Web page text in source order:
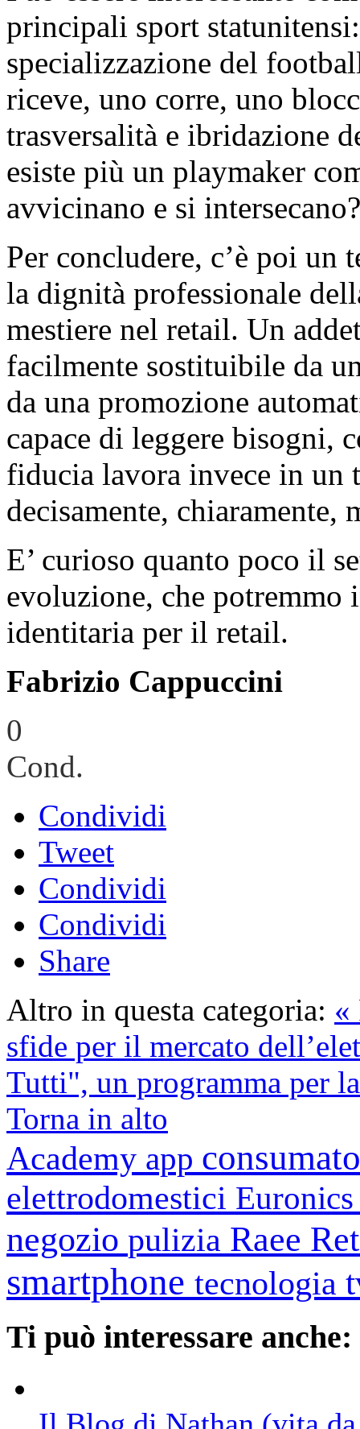
principali sport
specializzazione del
riceve, uno corre, uno
trasversalità e ibridazione
esiste più un playmaker
avvicinano e si intersecano?
Per concludere, c’è poi un
la dignità professionale
mestiere nel retail. Un
facilmente sostituibile da
da una promozione
capace di leggere bisogni,
fiducia lavora invece in
decisamente,
E’ curioso quanto poco il
evoluzione, che potremmo
identitaria per il retail.
Fabrizio Cappuccini
0
Cond.
Condividi
Tweet
Condividi
Condividi
Share
Altro in questa categoria: «
sfide per il mercato
Tutti", un programma per
Torna in alto
Academy app
elettrodomestici
negozio pulizia Raee
smartphone tecnologia
Ti può interessare anche: